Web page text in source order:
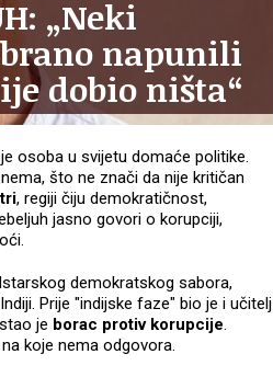
„Neki
napunili
dobio ništa“
osoba u svijetu domaće politike.
što ne znači da nije kritičan
, regiji čiju demokratičnost,
jasno govori o korupciji,
demokratskog sabora,
Prije "indijske faze" bio je i učitelj
je borac protiv korupcije.
koje nema odgovora.